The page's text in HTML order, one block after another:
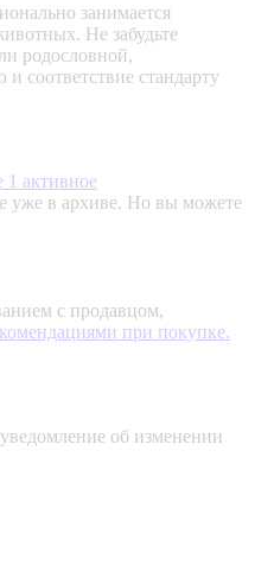
занимается
Не забудьте
родословной,
соответствие стандарту
1 активное
уже в архиве. Но вы можете
с продавцом,
при покупке.
об изменении